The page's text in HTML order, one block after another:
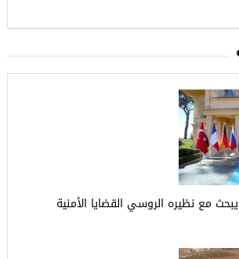
مع نظيره الروسي القضايا الأمنية